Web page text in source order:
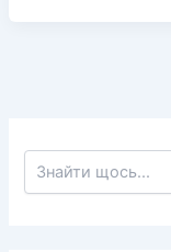
укрвїнського
зерна
Пошук по сайту